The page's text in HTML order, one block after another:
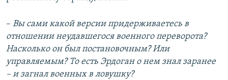
– Вы сами какой версии придерживаетесь в
отношении неудавшегося военного переворота?
Насколько он был постановочным? Или
управляемым? То есть Эрдоган о нем знал заранее
– и загнал военных в ловушку?